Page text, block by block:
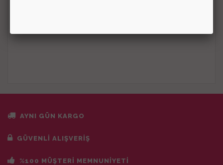
AYNI GÜN KARGO
GÜVENLİ ALIŞVERİŞ
%100 MÜŞTERİ MEMNUNİYETİ